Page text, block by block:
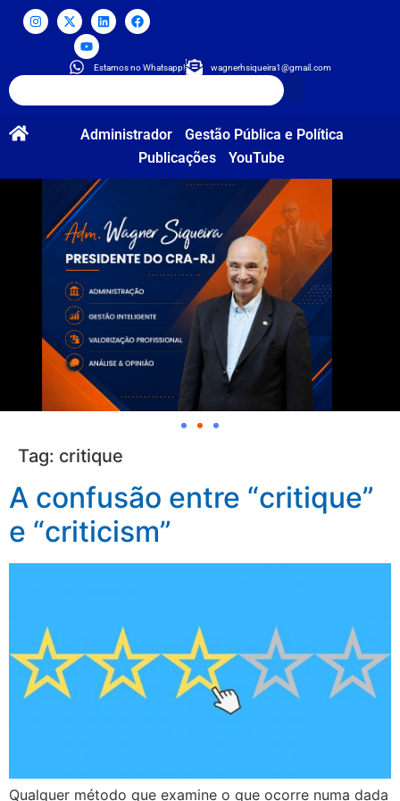
Estamos no Whatsapp! wagnerhsiqueira1@gmail.com
Administrador
Gestão Pública e Política
Publicações
YouTube
Tag: critique
A confusão entre “critique”
e “criticism”
Qualquer método que examine o que ocorre numa dada